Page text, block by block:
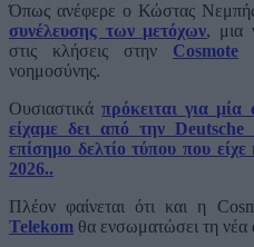
Όπως ανέφερε ο Κώστας
συνέλευσης των μετόχων, μια
στις κλήσεις στην Cosmote
νοημοσύνης.
Ουσιαστικάπρόκειται για
είχαμε δει από την
επίσημο δελτίο τύπου που
2026..
Πλέον φαίνεται ότι και η
Telekom θα ενσωματώσει τη νέα